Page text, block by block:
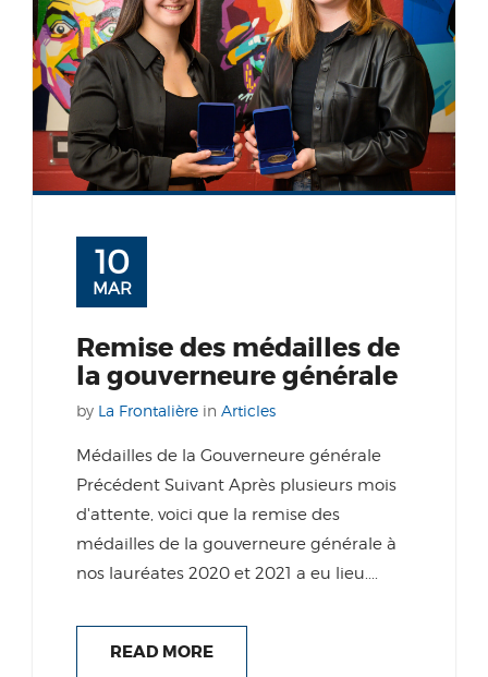
10
MAR
Remise des médailles de
la gouverneure générale
by La Frontalière in Articles
Médailles de la Gouverneure générale
Précédent Suivant Après plusieurs mois
d'attente, voici que la remise des
médailles de la gouverneure générale à
nos lauréates 2020 et 2021 a eu lieu....
READ MORE